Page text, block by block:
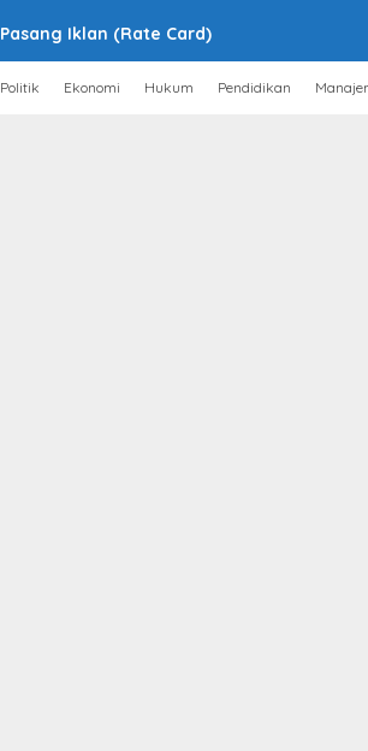
Pasang Iklan (Rate Card)
Politik Ekonomi Hukum Pendidikan